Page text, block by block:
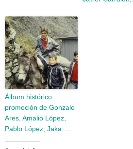
Álbum histórico:
promoción de Gonzalo
Ares, Amalio López,
Pablo López, Jaka….